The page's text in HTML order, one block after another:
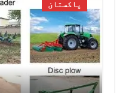
پاکستان